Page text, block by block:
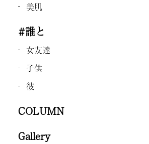
美肌
#誰と
女友達
子供
彼
COLUMN
Gallery